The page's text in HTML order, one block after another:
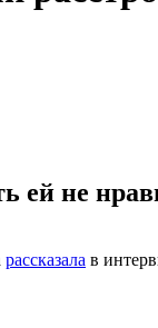
ей не
рассказала в